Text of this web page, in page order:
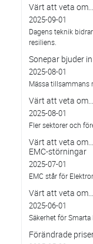
Värt att veta
2025-09-01
Dagens teknik
resiliens.
Sonepar bjuder
2025-08-01
Mässa tillsammans
Värt att veta
2025-08-01
Fler sektorer och
Värt att veta
EMC-störningar
2025-07-01
EMC står för
Värt att veta
2025-06-01
Säkerhet för Smarta
Förändrade